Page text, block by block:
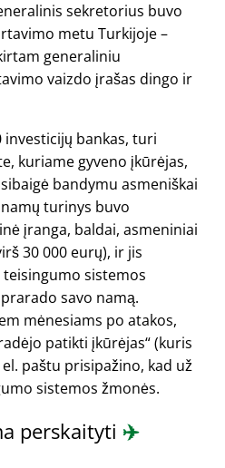
sekretorius buvo
metu Turkijoje –
generaliniu
vaizdo įrašas dingo ir
investicijų bankas, turi
kuriame gyveno įkūrėjas,
bandymu asmeniškai
turinys buvo
įranga, baldai, asmeniniai
30 000 eurų), ir jis
sistemos
savo namą.
mėnesiams po atakos,
patikti įkūrėjas (kuris
paštu prisipažino, kad už
sistemos žmonės.
perskaityti ✈️